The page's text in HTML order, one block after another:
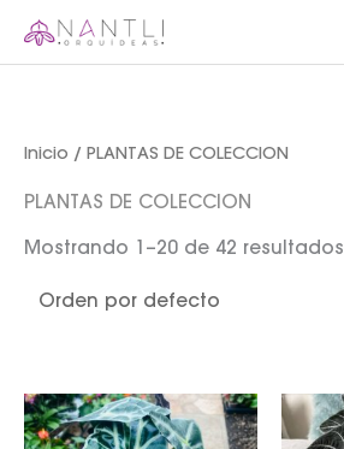
Inicio / PLANTAS DE COLECCION
PLANTAS DE COLECCION
Mostrando 1–20 de 42 resultados